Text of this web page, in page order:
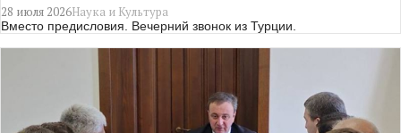
28 июля 2026Наука и Культура
Вместо предисловия. Вечерний звонок из Турции.